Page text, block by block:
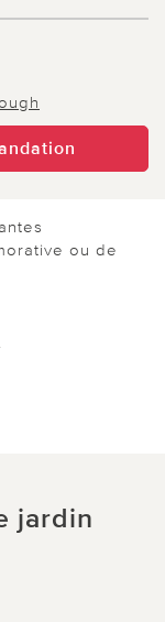
ou de
jardin